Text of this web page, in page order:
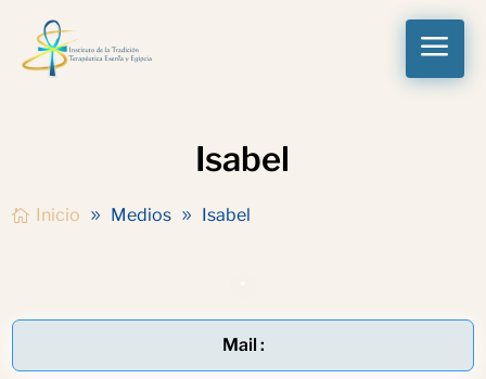
a
Isabel
Inicio Medios Isabel
Mail :